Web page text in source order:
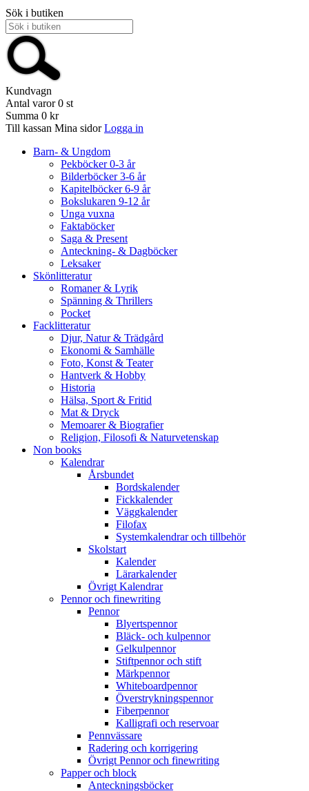
Sök i butiken
Kundvagn
Antal varor 0 st
Summa 0 kr
Till kassan Mina sidor Logga in
Barn- & Ungdom
Pekböcker 0-3 år
Bilderböcker 3-6 år
Kapitelböcker 6-9 år
Bokslukaren 9-12 år
Unga vuxna
Faktaböcker
Saga & Present
Anteckning- & Dagböcker
Leksaker
Skönlitteratur
Romaner & Lyrik
Spänning & Thrillers
Pocket
Facklitteratur
Djur, Natur & Trädgård
Ekonomi & Samhälle
Foto, Konst & Teater
Hantverk & Hobby
Historia
Hälsa, Sport & Fritid
Mat & Dryck
Memoarer & Biografier
Religion, Filosofi & Naturvetenskap
Non books
Kalendrar
Årsbundet
Bordskalender
Fickkalender
Väggkalender
Filofax
Systemkalendrar och tillbehör
Skolstart
Kalender
Lärarkalender
Övrigt Kalendrar
Pennor och finewriting
Pennor
Blyertspennor
Bläck- och kulpennor
Gelkulpennor
Stiftpennor och stift
Märkpennor
Whiteboardpennor
Överstrykningspennor
Fiberpennor
Kalligrafi och reservoar
Pennvässare
Radering och korrigering
Övrigt Pennor och finewriting
Papper och block
Anteckningsböcker